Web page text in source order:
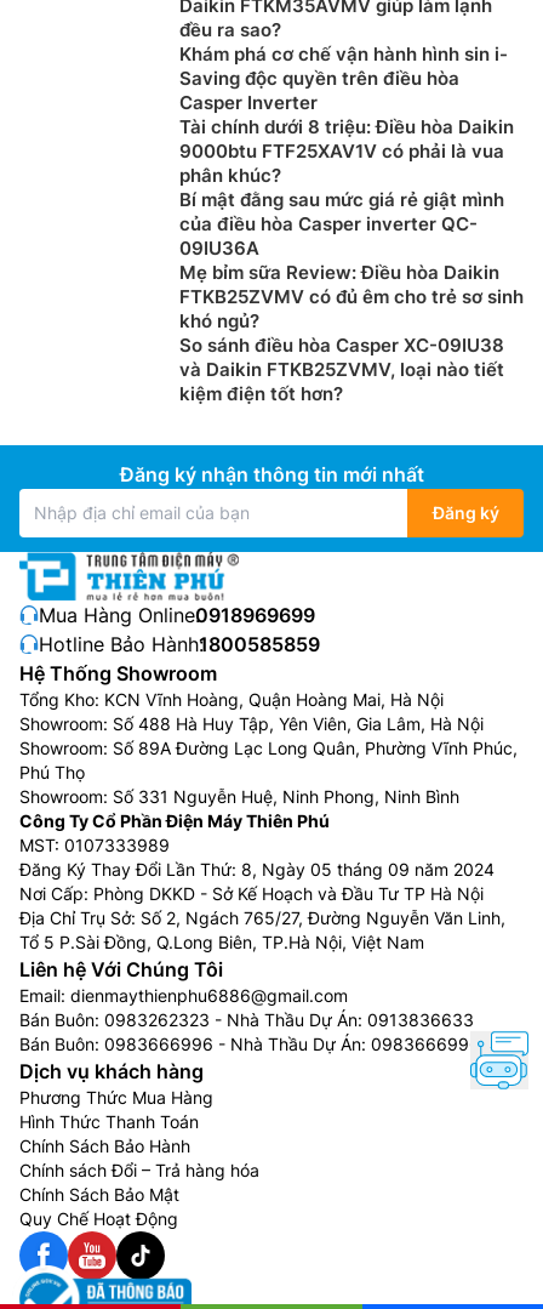
Daikin FTKM35AVMV giúp làm lạnh
đều ra sao?
Khám phá cơ chế vận hành hình sin i-
Saving độc quyền trên điều hòa
Casper Inverter
Tài chính dưới 8 triệu: Điều hòa Daikin
9000btu FTF25XAV1V có phải là vua
phân khúc?
Bí mật đằng sau mức giá rẻ giật mình
của điều hòa Casper inverter QC-
09IU36A
Mẹ bỉm sữa Review: Điều hòa Daikin
FTKB25ZVMV có đủ êm cho trẻ sơ sinh
khó ngủ?
So sánh điều hòa Casper XC-09IU38
và Daikin FTKB25ZVMV, loại nào tiết
kiệm điện tốt hơn?
Đăng ký nhận thông tin mới nhất
Đăng ký
Mua Hàng Online:0918969699
Hotline Bảo Hành:1800585859
Hệ Thống Showroom
Tổng Kho: KCN Vĩnh Hoàng, Quận Hoàng Mai, Hà Nội
Showroom: Số 488 Hà Huy Tập, Yên Viên, Gia Lâm, Hà Nội
Showroom: Số 89A Đường Lạc Long Quân, Phường Vĩnh Phúc,
Phú Thọ
Showroom: Số 331 Nguyễn Huệ, Ninh Phong, Ninh Bình
Công Ty Cổ Phần Điện Máy Thiên Phú
MST: 0107333989
Đăng Ký Thay Đổi Lần Thứ: 8, Ngày 05 tháng 09 năm 2024
Nơi Cấp: Phòng DKKD - Sở Kế Hoạch và Đầu Tư TP Hà Nội
Địa Chỉ Trụ Sở: Số 2, Ngách 765/27, Đường Nguyễn Văn Linh,
Tổ 5 P.Sài Đồng, Q.Long Biên, TP.Hà Nội, Việt Nam
Liên hệ Với Chúng Tôi
Email: dienmaythienphu6886@gmail.com
Bán Buôn: 0983262323 - Nhà Thầu Dự Án: 0913836633
Bán Buôn: 0983666996 - Nhà Thầu Dự Án: 0983666996
Dịch vụ khách hàng
Phương Thức Mua Hàng
Hình Thức Thanh Toán
Chính Sách Bảo Hành
Chính sách Đổi – Trả hàng hóa
Chính Sách Bảo Mật
Quy Chế Hoạt Động